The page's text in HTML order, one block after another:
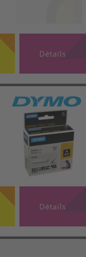
Détails
Détails